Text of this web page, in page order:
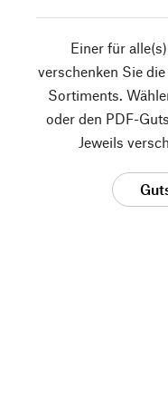
Einer für
verschenken Sie
Sortiments.
oder den PDF-
Jeweils